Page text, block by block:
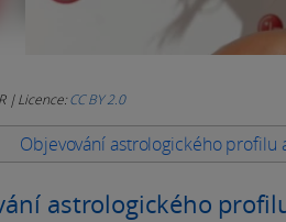
| Licence:CC BY 2.0
Objevování astrologického profilu
astrologického